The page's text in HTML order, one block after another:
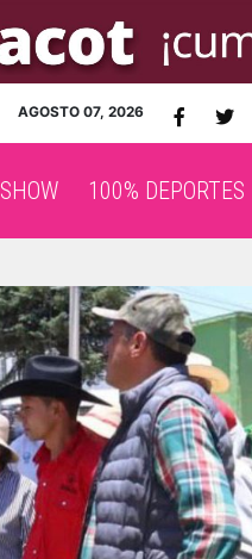
AGOSTO 07, 2026
SHOW 100% DEPORTES